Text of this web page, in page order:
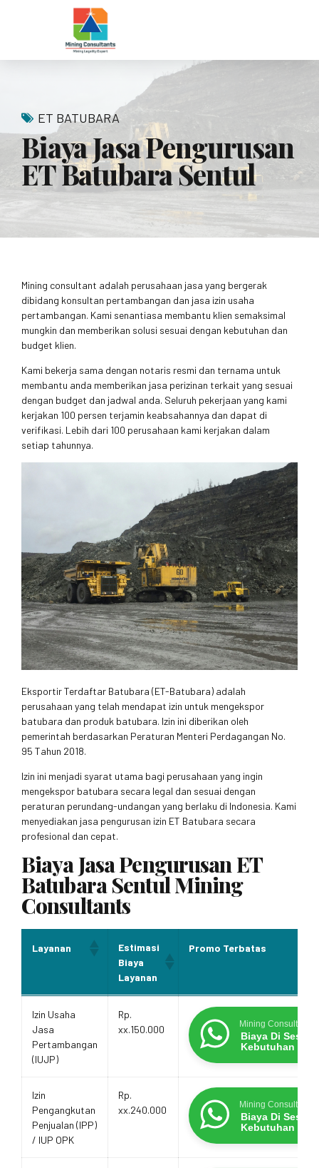
ET BATUBARA
Biaya Jasa Pengurusan
ET Batubara Sentul
Mining consultant adalah perusahaan jasa yang bergerak
dibidang konsultan pertambangan dan jasa izin usaha
pertambangan. Kami senantiasa membantu klien semaksimal
mungkin dan memberikan solusi sesuai dengan kebutuhan dan
budget klien.
Kami bekerja sama dengan notaris resmi dan ternama untuk
membantu anda memberikan jasa perizinan terkait yang sesuai
dengan budget dan jadwal anda. Seluruh pekerjaan yang kami
kerjakan 100 persen terjamin keabsahannya dan dapat di
verifikasi. Lebih dari 100 perusahaan kami kerjakan dalam
setiap tahunnya.
Eksportir Terdaftar Batubara (ET-Batubara) adalah
perusahaan yang telah mendapat izin untuk mengekspor
batubara dan produk batubara. Izin ini diberikan oleh
pemerintah berdasarkan Peraturan Menteri Perdagangan No.
95 Tahun 2018.
Izin ini menjadi syarat utama bagi perusahaan yang ingin
mengekspor batubara secara legal dan sesuai dengan
peraturan perundang-undangan yang berlaku di Indonesia. Kami
menyediakan jasa pengurusan izin ET Batubara secara
profesional dan cepat.
Biaya Jasa Pengurusan ET
Batubara Sentul Mining
Consultants
Layanan
Estimasi
Biaya
Layanan
Promo Terbatas
Biaya
Layanan
Promo Terbatas
Izin Usaha
Jasa
Pertambangan
(IUJP)
Rp.
xx.150.000
Mining Consultants
Biaya Di
Kebutuhan
Izin
Pengangkutan
Penjualan (IPP)
/ IUP OPK
Rp.
xx.240.000
Mining Consultants
Biaya Di
Kebutuhan